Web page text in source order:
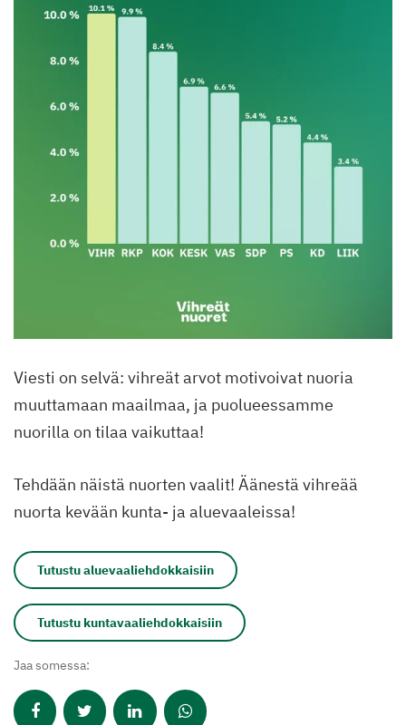
Viesti on selvä: vihreät arvot motivoivat nuoria
muuttamaan maailmaa, ja puolueessamme
nuorilla on tilaa vaikuttaa!
Tehdään näistä nuorten vaalit! Äänestä vihreää
nuorta kevään kunta- ja aluevaaleissa!
Tutustu aluevaaliehdokkaisiin
Tutustu kuntavaaliehdokkaisiin
Jaa somessa: